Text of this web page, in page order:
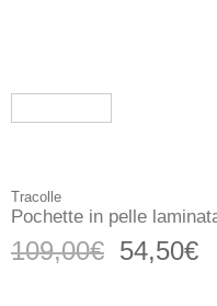
Tracolle
Pochette in pelle
109,00€ Il
54,50€Il